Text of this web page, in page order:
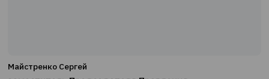
Ярошевич Святослав